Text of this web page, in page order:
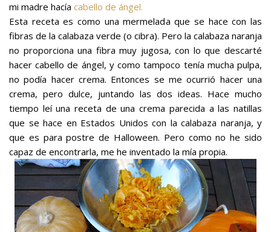
mi madre hacía cabello de ángel.
Esta receta es como una mermelada que se hace con las
fibras de la calabaza verde (o cibra). Pero la calabaza naranja
no proporciona una fibra muy jugosa, con lo que descarté
hacer cabello de ángel, y como tampoco tenía mucha pulpa,
no podía hacer crema. Entonces se me ocurrió hacer una
crema, pero dulce, juntando las dos ideas. Hace mucho
tiempo leí una receta de una crema parecida a las natillas
que se hace en Estados Unidos con la calabaza naranja, y
que es para postre de Halloween. Pero como no he sido
capaz de encontrarla, me he inventado la mía propia.